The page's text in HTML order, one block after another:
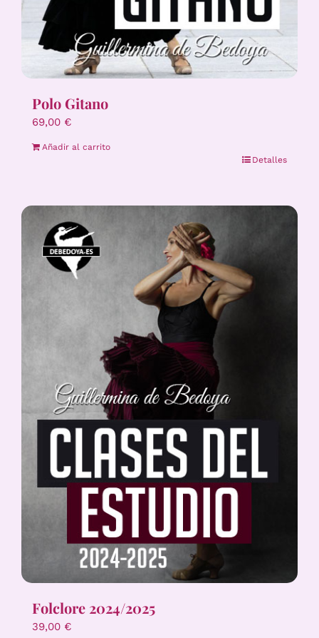
Polo Gitano
69,00 €
Añadir al carrito
Detalles
Folclore 2024/2025
39,00 €